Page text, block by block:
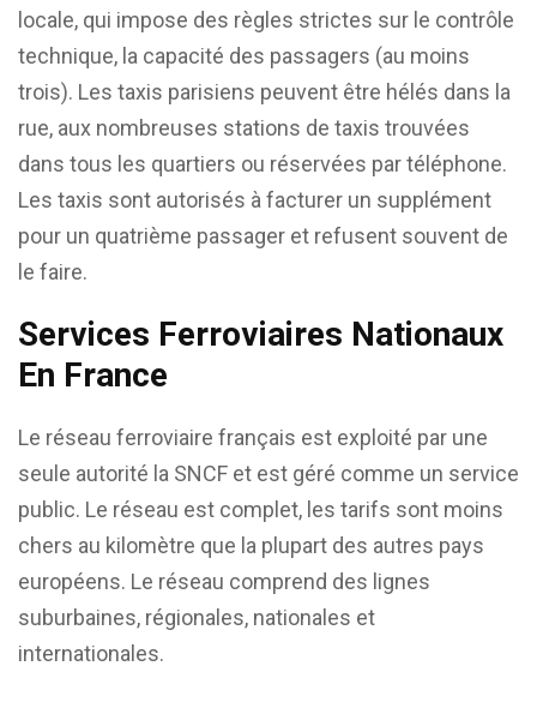
locale, qui impose des règles strictes sur le contrôle
technique, la capacité des passagers (au moins
trois). Les taxis parisiens peuvent être hélés dans la
rue, aux nombreuses stations de taxis trouvées
dans tous les quartiers ou réservées par téléphone.
Les taxis sont autorisés à facturer un supplément
pour un quatrième passager et refusent souvent de
le faire.
Services Ferroviaires Nationaux
En France
Le réseau ferroviaire français est exploité par une
seule autorité la SNCF et est géré comme un service
public. Le réseau est complet, les tarifs sont moins
chers au kilomètre que la plupart des autres pays
européens. Le réseau comprend des lignes
suburbaines, régionales, nationales et
internationales.